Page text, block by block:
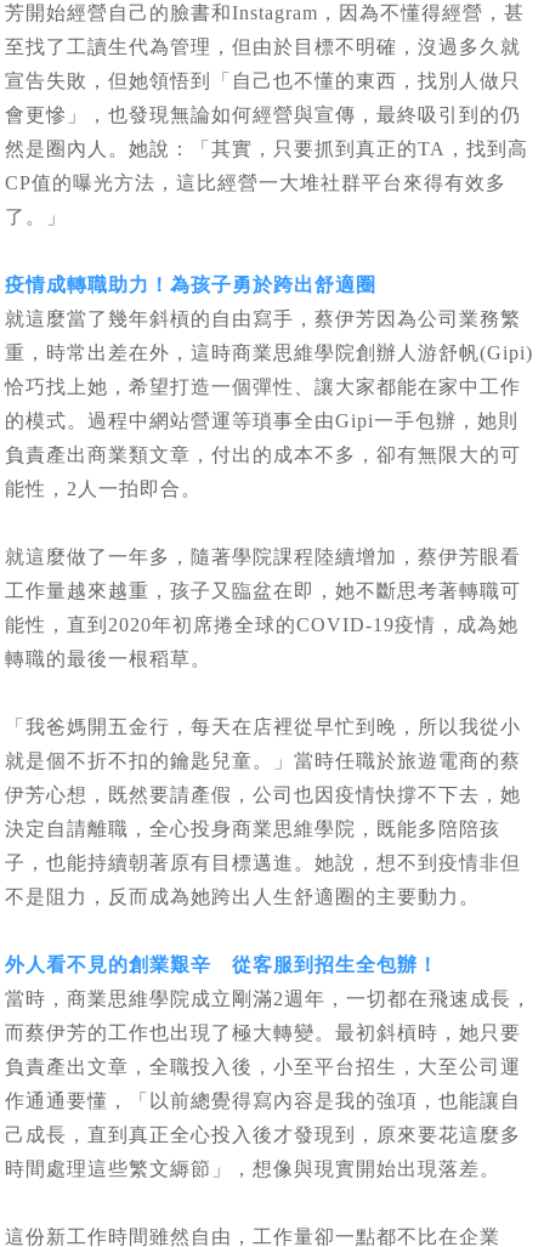
芳開始經營自己的臉書和Instagram，因為不懂得經營，甚
至找了工讀生代為管理，但由於目標不明確，沒過多久就
宣告失敗，但她領悟到「自己也不懂的東西，找別人做只
會更慘」，也發現無論如何經營與宣傳，最終吸引到的仍
然是圈內人。她說：「其實，只要抓到真正的TA，找到高
CP值的曝光方法，這比經營一大堆社群平台來得有效多
了。」
疫情成轉職助力！為孩子勇於跨出舒適圈
就這麼當了幾年斜槓的自由寫手，蔡伊芳因為公司業務繁
重，時常出差在外，這時商業思維學院創辦人游舒帆(Gipi)
恰巧找上她，希望打造一個彈性、讓大家都能在家中工作
的模式。過程中網站營運等瑣事全由Gipi一手包辦，她則
負責產出商業類文章，付出的成本不多，卻有無限大的可
能性，2人一拍即合。
就這麼做了一年多，隨著學院課程陸續增加，蔡伊芳眼看
工作量越來越重，孩子又臨盆在即，她不斷思考著轉職可
能性，直到2020年初席捲全球的COVID-19疫情，成為她
轉職的最後一根稻草。
「我爸媽開五金行，每天在店裡從早忙到晚，所以我從小
就是個不折不扣的鑰匙兒童。」當時任職於旅遊電商的蔡
伊芳心想，既然要請產假，公司也因疫情快撐不下去，她
決定自請離職，全心投身商業思維學院，既能多陪陪孩
子，也能持續朝著原有目標邁進。她說，想不到疫情非但
不是阻力，反而成為她跨出人生舒適圈的主要動力。
外人看不見的創業艱辛 從客服到招生全包辦！
當時，商業思維學院成立剛滿2週年，一切都在飛速成長，
而蔡伊芳的工作也出現了極大轉變。最初斜槓時，她只要
負責產出文章，全職投入後，小至平台招生，大至公司運
作通通要懂，「以前總覺得寫內容是我的強項，也能讓自
己成長，直到真正全心投入後才發現到，原來要花這麼多
時間處理這些繁文縟節」，想像與現實開始出現落差。
這份新工作時間雖然自由，工作量卻一點都不比在企業